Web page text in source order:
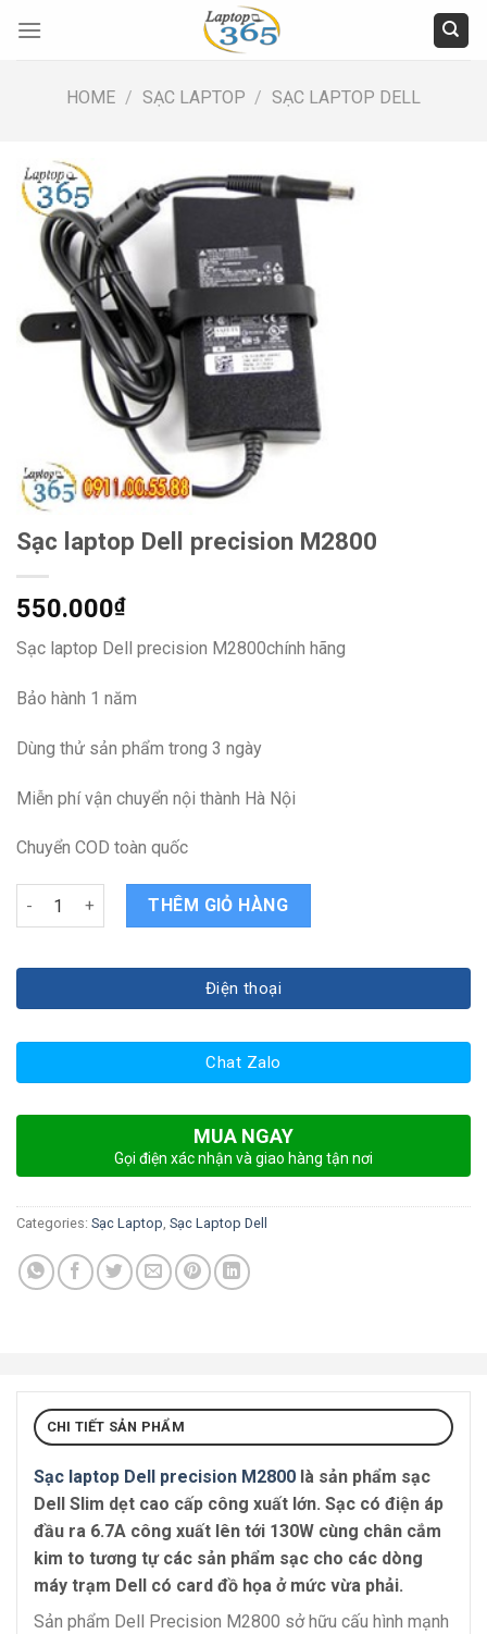
HOME / SẠC LAPTOP / SẠC LAPTOP DELL
Sạc laptop Dell precision M2800
550.000₫
Sạc laptop Dell precision M2800chính hãng
Bảo hành 1 năm
Dùng thử sản phẩm trong 3 ngày
Miễn phí vận chuyển nội thành Hà Nội
Chuyển COD toàn quốc
Sạc laptop Dell precision M2800 quantity
THÊM GIỎ HÀNG
Điện thoại
Chat Zalo
MUA NGAY
Gọi điện xác nhận và giao hàng tận nơi
Categories: Sạc Laptop, Sạc Laptop Dell
CHI TIẾT SẢN PHẨM
Sạc laptop Dell precision M2800 là sản phẩm sạc
Dell Slim dẹt cao cấp công xuất lớn. Sạc có điện áp
đầu ra 6.7A công xuất lên tới 130W cùng chân cắm
kim to tương tự các sản phẩm sạc cho các dòng
máy trạm Dell có card đồ họa ở mức vừa phải.
Sản phẩm Dell Precision M2800 sở hữu cấu hình mạnh